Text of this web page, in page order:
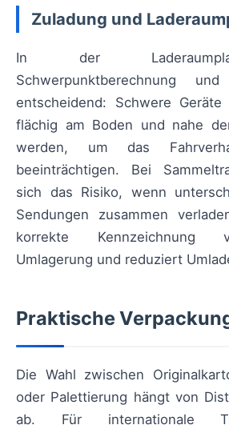
Zuladung und
In der
Schwerpunktberechnung und
entscheidend: Schwere
flächig am Boden und nahe
werden, um das
beeinträchtigen. Bei
sich das Risiko, wenn
Sendungen zusammen
korrekte Kennzeichnung
Umlagerung und reduziert
Praktische
Die Wahl zwischen
oder Palettierung hängt von
ab. Für internationale